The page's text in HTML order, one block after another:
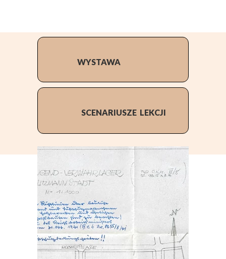
SCENARIUSZE LEKCJI
zobacz propozycje
zobacz propozycje
WYSTAWA